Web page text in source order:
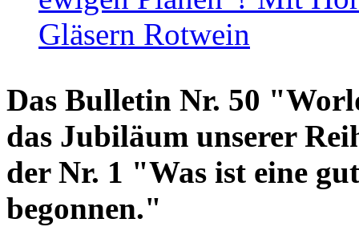
Gläsern Rotwein
Das Bulletin Nr. 50
das Jubiläum unserer
der Nr. 1 "Was ist eine
begonnen."